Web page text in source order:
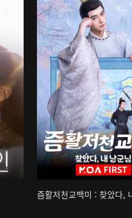
즘활저천교백미 : 찾았다,